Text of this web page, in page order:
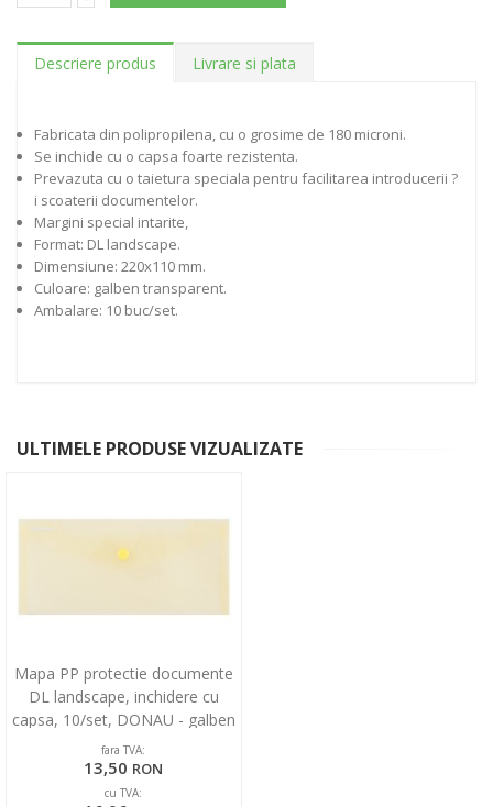
Descriere produs Livrare si plata
Fabricata din polipropilena, cu o grosime de 180 microni.
Se inchide cu o capsa foarte rezistenta.
Prevazuta cu o taietura speciala pentru facilitarea introducerii ?
i scoaterii documentelor.
Margini special intarite,
Format: DL landscape.
Dimensiune: 220x110 mm.
Culoare: galben transparent.
Ambalare: 10 buc/set.
ULTIMELE PRODUSE VIZUALIZATE
Mapa PP protectie documente
DL landscape, inchidere cu
capsa, 10/set, DONAU - galben
transparent
fara TVA:
13,50 RON
cu TVA: